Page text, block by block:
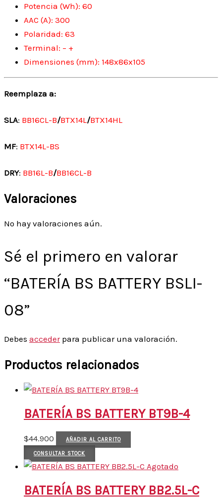
Potencia (Wh): 60
AAC (A): 300
Polaridad: 63
Terminal: – +
Dimensiones (mm): 148x86x105
Reemplaza a:
SLA: BB16CL-B/BTX14L/BTX14HL
MF: BTX14L-BS
DRY: BB16L-B/BB16CL-B
Valoraciones
No hay valoraciones aún.
Sé el primero en valorar
“BATERÍA BS BATTERY BSLI-
08”
Debes accederpara publicar una valoración.
Productos relacionados
BATERÍA BS BATTERY BT9B-4
$44.900 AÑADIR AL CARRITO
CONSULTAR STOCK
Agotado
BATERÍA BS BATTERY BB2.5L-C